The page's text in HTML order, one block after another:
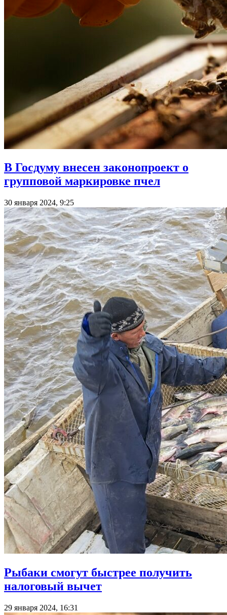
В Госдуму внесен законопроект о
групповой маркировке пчел
30 января 2024, 9:25
Рыбаки смогут быстрее получить
налоговый вычет
29 января 2024, 16:31